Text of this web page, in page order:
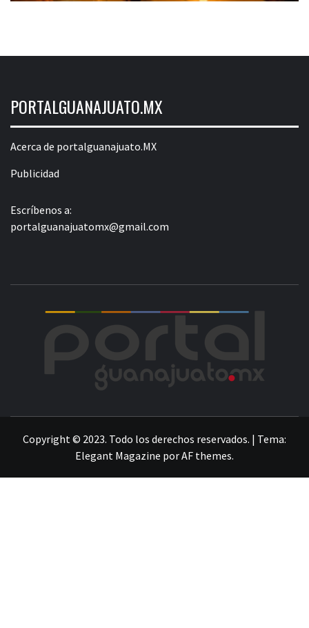
PORTALGUANAJUATO.MX
Acerca de portalguanajuato.MX
Publicidad
Escríbenos a:
portalguanajuatomx@gmail.com
Copyright © 2023. Todo los derechos reservados. | Tema:
Elegant Magazine porAF themes.